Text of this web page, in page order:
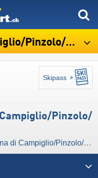
​Folgàrida/​Marilleva
Skipass
​Pinzolo/​
​Pinzolo/​Folgàrida/​Marilleva